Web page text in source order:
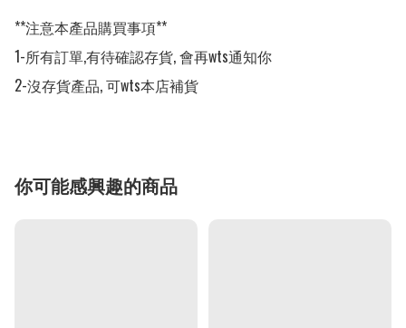
**注意本產品購買事項**
1-所有訂單,有待確認存貨, 會再wts通知你
2-沒存貨產品, 可wts本店補貨
你可能感興趣的商品